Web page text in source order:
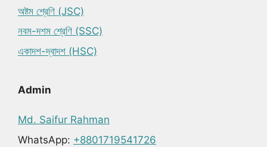
অষ্টম শ্রেণি (JSC)
নবম-দশম শ্রেণি (SSC)
একাদশ-দ্বাদশ (HSC)
Admin
Md. Saifur Rahman
WhatsApp: +8801719541726